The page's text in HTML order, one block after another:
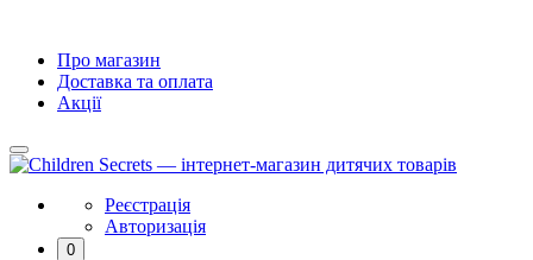
Про магазин
Доставка та оплата
Акції
Реєстрація
Авторизація
0